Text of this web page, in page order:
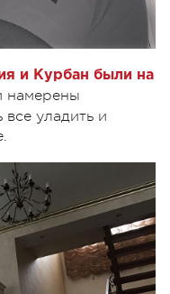
и Курбан были на
намерены
все уладить и